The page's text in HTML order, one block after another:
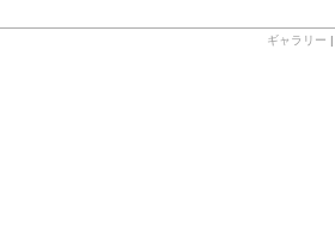
ギャラリー